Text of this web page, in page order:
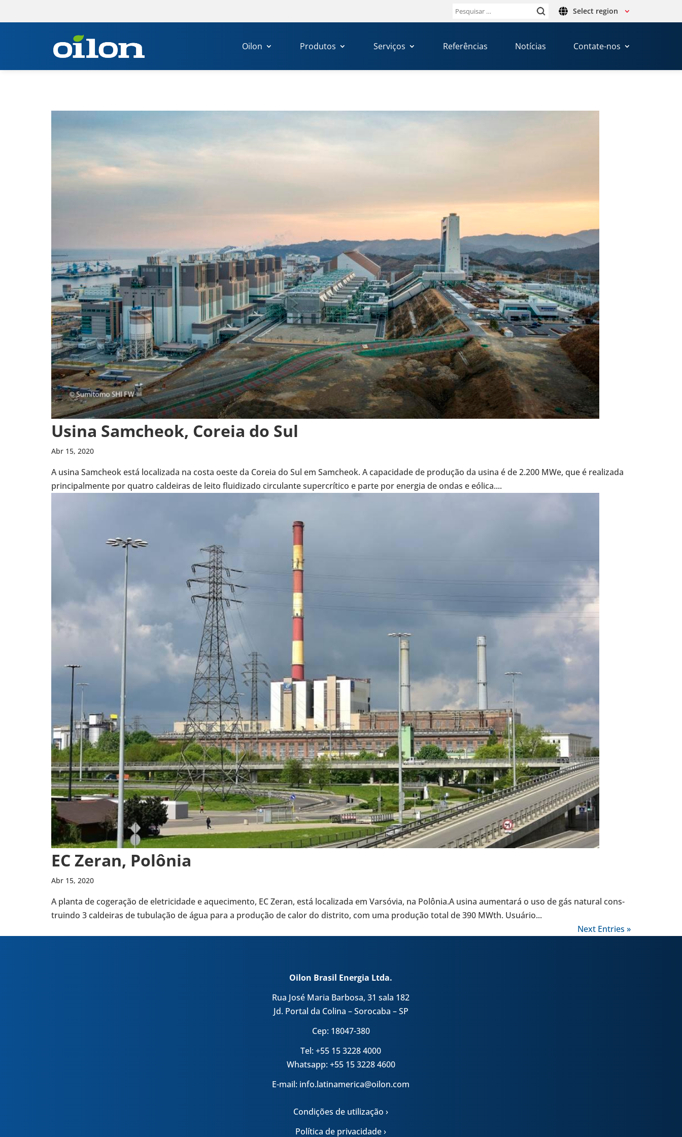
Pesquisar Select region
Oilon Produtos Serviços Referências Notícias Contate-nos
Usina Sam­cheok, Coreia do Sul
Abr 15, 2020
A usina Sam­cheok está loca­li­zada na costa oeste da Coreia do Sul em Sam­cheok. A capa­ci­dade de pro­du­ção da usina é de 2.200 MWe, que é rea­li­zada
prin­ci­pal­mente por quatro cal­dei­ras de leito flui­di­zado cir­cu­lante super­crí­tico e parte por energia de ondas e eólica....
EC Zeran, Polônia
Abr 15, 2020
A planta de coge­ra­ção de ele­tri­ci­dade e aque­ci­mento, EC Zeran, está loca­li­zada em Var­só­via, na Polônia.A usina aumen­tará o uso de gás natural cons­
truindo 3 cal­dei­ras de tubu­la­ção de água para a pro­du­ção de calor do dis­trito, com uma pro­du­ção total de 390 MWth. Usuário...
Next Entries »
Oilon Brasil Energia Ltda.
Rua José Maria Barbosa, 31 sala 182
Jd. Portal da Colina – Sorocaba – SP
Cep: 18047-380
Tel: +55 15 3228 4000
Whatsapp: +55 15 3228 4600
E-mail: info.latinamerica@oilon.com
Condições de utilização ›
Política de privacidade ›